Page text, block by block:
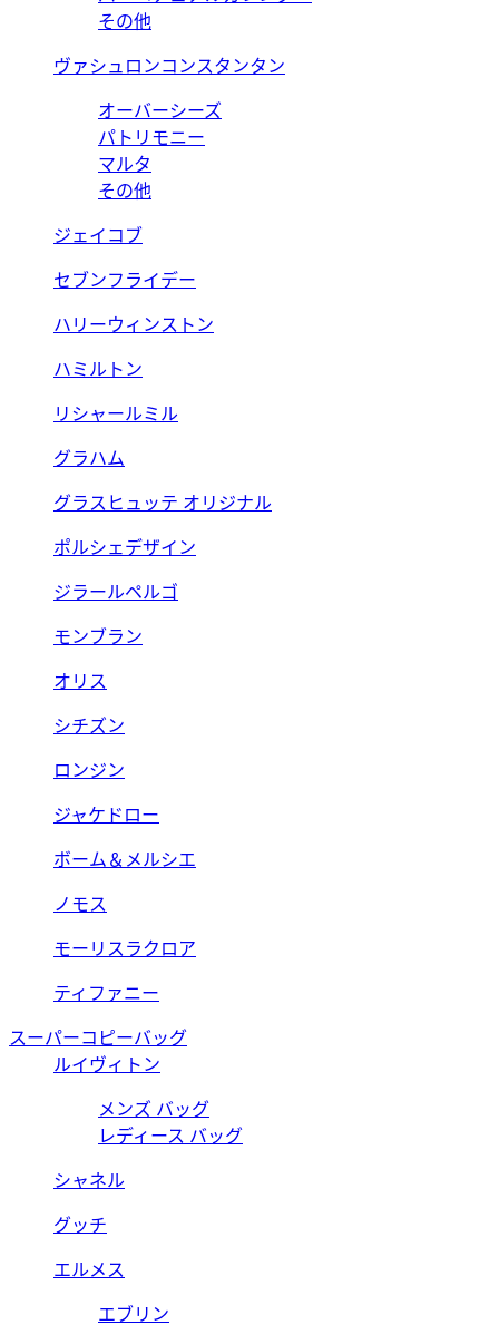
その他
ヴァシュロンコンスタンタン
オーバーシーズ
パトリモニー
マルタ
その他
ジェイコブ
セブンフライデー
ハリーウィンストン
ハミルトン
リシャールミル
グラハム
グラスヒュッテ オリジナル
ポルシェデザイン
ジラールペルゴ
モンブラン
オリス
シチズン
ロンジン
ジャケドロー
ボーム＆メルシエ
ノモス
モーリスラクロア
ティファニー
スーパーコピーバッグ
ルイヴィトン
メンズ バッグ
レディース バッグ
シャネル
グッチ
エルメス
エブリン